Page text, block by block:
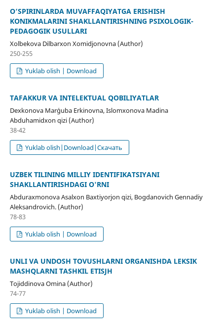
O‘SPIRINLARDA MUVAFFAQIYATGA ERISHISH
KOʻNIKMALARINI SHAKLLANTIRISHNING PSIXOLOGIK-
PEDAGOGIK USULLARI
Xolbekova Dilbarxon Xomidjonovna (Author)
250-255
Yuklab olish | Download
TAFAKKUR VA INTELEKTUAL QOBILIYATLAR
Dexkonova Marģuba Erkinovna, Islomxonova Madina
Abduhamidxon qizi (Author)
38-42
Yuklab olish|Download|Скачать
UZBEK TILINING MILLIY IDENTIFIKATSIYANI
SHAKLLANTIRISHDAGI O'RNI
Abduraxmonova Asalxon Baxtiyorjon qizi, Bogdanovich Gennadiy
Aleksandrovich. (Author)
78-83
Yuklab olish | Download
UNLI VA UNDOSH TOVUSHLARNI ORGANISHDA LEKSIK
MASHQLARNI TASHKIL ETISJH
Tojiddinova Omina (Author)
74-77
Yuklab olish | Download